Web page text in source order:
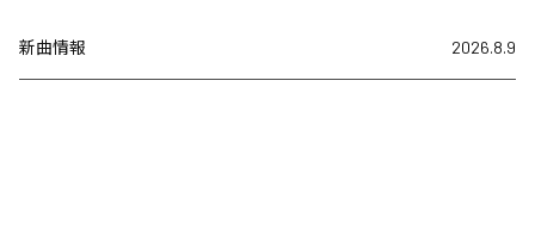
新曲情報 2026.8.9